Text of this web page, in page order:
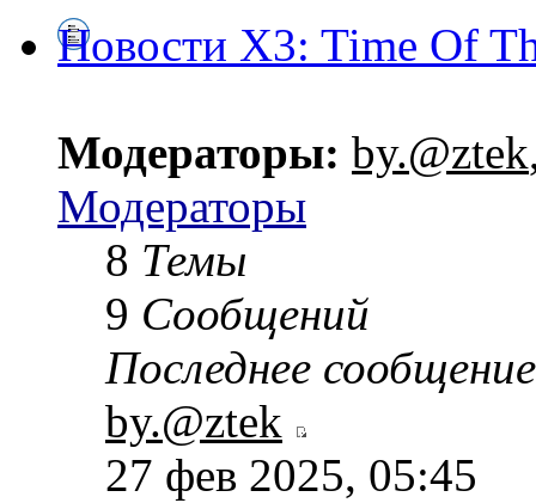
Новости X3: Time Of
Модераторы: by.@ztek
Модераторы
8 Темы
9 Сообщений
Последнее сообщение
by.@ztek
27 фев 2025, 05:45